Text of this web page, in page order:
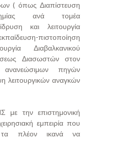
( όπως Διαπίστευση
ανά τομέα
και λειτουργία
πιστοποίηση
Διαβαλκανικού
Διασωστών στον
πηγών
λειτουργικών αναγκών
με την επιστημονική
εμπειρία που
τα πλέον ικανά να